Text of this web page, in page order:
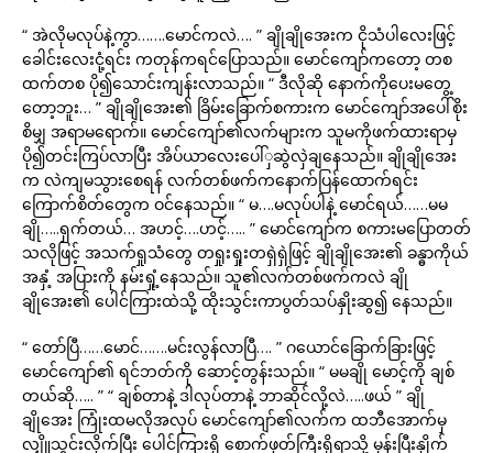
“ အဲလိုမလုပ်နဲ့ကွာ…….မောင်ကလဲ…. ” ချိုချိုအေးက ငိုသံပါလေးဖြင့်
ခေါင်းလေးငုံ့ရင်း ကတုန်ကရင်ပြောသည်။ မောင်ကျော်ကတော့ တစ
ထက်တစ ပို၍သောင်းကျန်းလာသည်။ “ ဒီလိုဆို နောက်ကိုပေးမတွေ့
တော့ဘူး… ” ချိုချိုအေး၏ ခြိမ်းခြောက်စကားက မောင်ကျော်အပေါ်စိုး
စိမျှ အရာမရောက်။ မောင်ကျော်၏လက်များက သူမကိုဖက်ထားရာမှ
ပို၍တင်းကြပ်လာပြီး အိပ်ယာလေးပေါ်ှဆွဲလှဲချနေသည်။ ချိုချိုအေး
က လဲကျမသွားစေရန် လက်တစ်ဖက်ကနောက်ပြန်ထောက်ရင်း
ကြောက်စိတ်တွေက ဝင်နေသည်။ “ မ….မလုပ်ပါနဲ့ မောင်ရယ်……မမ
ချို…..ရှက်တယ်… အဟင့်….ဟင့်….. ” မောင်ကျော်က စကားမပြောတတ်
သလိုဖြင့် အသက်ရှုသံတွေ တရှုးရှုးတရှဲရှဲဖြင့် ချိုချိုအေး၏ ခန္ဓာကိုယ်
အနှံ့ အပြားကို နမ်းရှုံ့နေသည်။ သူ၏လက်တစ်ဖက်ကလဲ ချို
ချိုအေး၏ ပေါင်ကြားထဲသို့ ထိုးသွင်းကာပွတ်သပ်နှိုးဆွ၍ နေသည်။
“ တော်ပြီ……မောင်…….မင်းလွန်လာပြီ…. ” ဂယောင်ခြောက်ခြားဖြင့်
မောင်ကျော်၏ ရင်ဘတ်ကို ဆောင့်တွန်းသည်။ “ မမချို မောင့်ကို ချစ်
တယ်ဆို….. ” “ ချစ်တာနဲ့ ဒါလုပ်တာနဲ့ ဘာဆိုင်လို့လဲ…..ဖယ် ” ချို
ချိုအေး ကြုံးထမလိုအလုပ် မောင်ကျော်၏လက်က ထဘီအောက်မှ
လျှိူသွင်းလိုက်ပြီး ပေါင်ကြားရှိ စောက်ဖုတ်ကြီးရှိရာသို့ မှန်းပြီးနှိုက်